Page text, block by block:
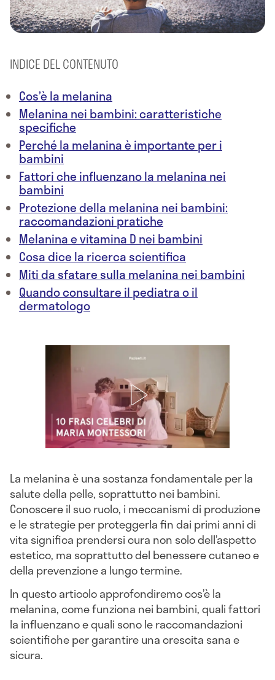
INDICE DEL CONTENUTO
Cos’è la melanina
Melanina nei bambini: caratteristiche
specifiche
Perché la melanina è importante per i
bambini
Fattori che influenzano la melanina nei
bambini
Protezione della melanina nei bambini:
raccomandazioni pratiche
Melanina e vitamina D nei bambini
Cosa dice la ricerca scientifica
Miti da sfatare sulla melanina nei bambini
Quando consultare il pediatra o il
dermatologo
La melanina è una sostanza fondamentale per la
salute della pelle, soprattutto nei bambini.
Conoscere il suo ruolo, i meccanismi di produzione
e le strategie per proteggerla fin dai primi anni di
vita significa prendersi cura non solo dell’aspetto
estetico, ma soprattutto del benessere cutaneo e
della prevenzione a lungo termine.
In questo articolo approfondiremo cos’è la
melanina, come funziona nei bambini, quali fattori
la influenzano e quali sono le raccomandazioni
scientifiche per garantire una crescita sana e
sicura.